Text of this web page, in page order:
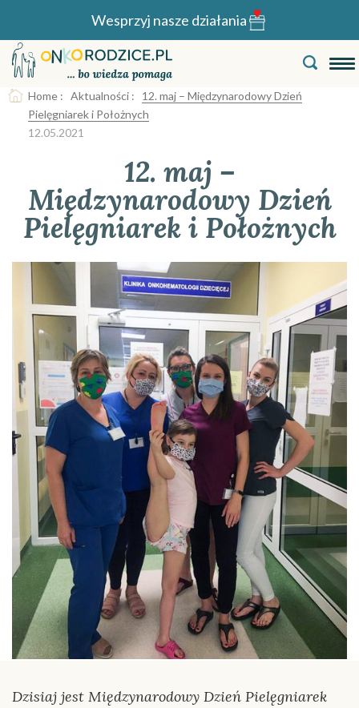
Wesprzyj nasze działania
Dzisiaj jest Międzynarodowy Dzień Pielęgniarek
Home : Aktualności : 12. maj – Międzynarodowy Dzień
Pielęgniarek i Położnych
12.05.2021
12. maj –
Międzynarodowy Dzień
Pielęgniarek i Położnych